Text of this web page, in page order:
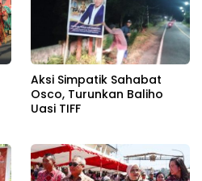
Aksi Simpatik Sahabat
Osco, Turunkan Baliho
Uasi TIFF